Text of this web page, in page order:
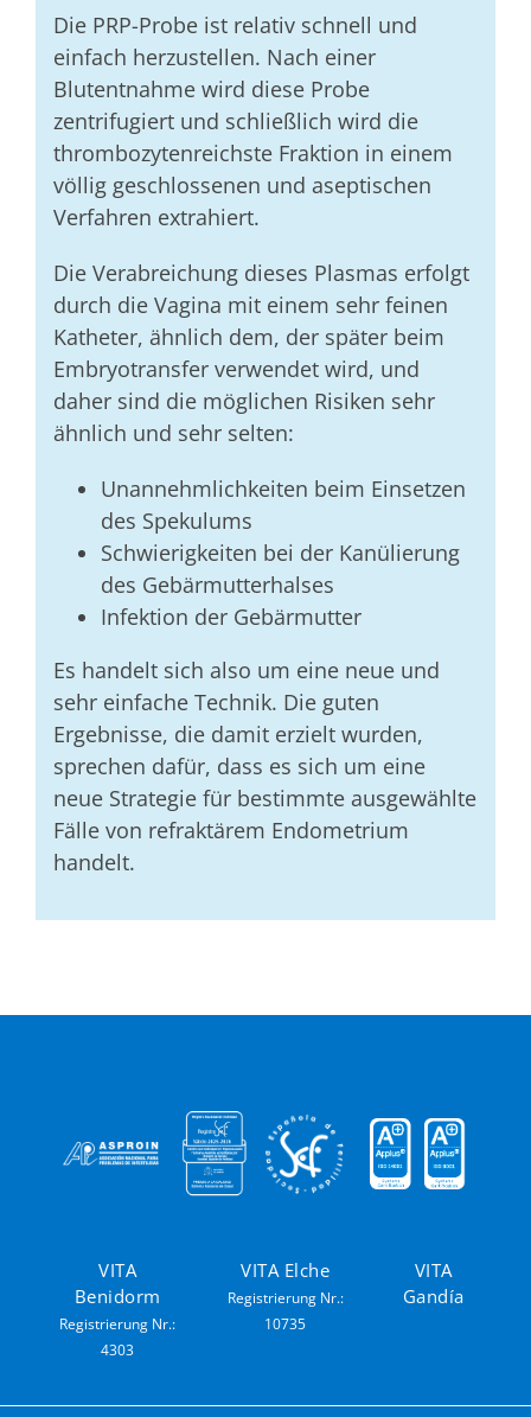
Die PRP-Probe ist relativ schnell und
einfach herzustellen. Nach einer
Blutentnahme wird diese Probe
zentrifugiert und schließlich wird die
thrombozytenreichste Fraktion in einem
völlig geschlossenen und aseptischen
Verfahren extrahiert.
Die Verabreichung dieses Plasmas erfolgt
durch die Vagina mit einem sehr feinen
Katheter, ähnlich dem, der später beim
Embryotransfer verwendet wird, und
daher sind die möglichen Risiken sehr
ähnlich und sehr selten:
Unannehmlichkeiten beim Einsetzen
des Spekulums
Schwierigkeiten bei der Kanülierung
des Gebärmutterhalses
Infektion der Gebärmutter
Es handelt sich also um eine neue und
sehr einfache Technik. Die guten
Ergebnisse, die damit erzielt wurden,
sprechen dafür, dass es sich um eine
neue Strategie für bestimmte ausgewählte
Fälle von refraktärem Endometrium
handelt.
VITA
Benidorm
Registrierung Nr.:
4303
VITA Elche
Registrierung Nr.:
10735
VITA
Gandía